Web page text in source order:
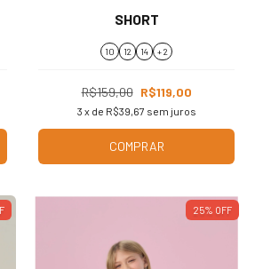
SHORT
10 12 14 + 2
R$159,00 R$119,00
3 x de R$39,67 sem juros
COMPRAR
25% OFF